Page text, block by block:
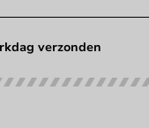
verzonden